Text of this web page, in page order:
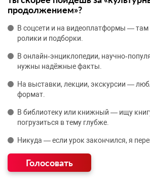
продолжением»?
В соцсети и на видеоплатформы —
ролики и подборки.
В онлайн‑энциклопедии,
нужны надёжные факты.
На выставки, лекции, экскурсии —
формат.
В библиотеку или книжный — ищу
погрузиться в тему глубже.
Никуда — если урок закончился, я